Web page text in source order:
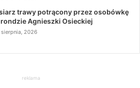
trawy potrącony przez osobówkę
rondzie Agnieszki Osieckiej
sierpnia, 2026
reklama